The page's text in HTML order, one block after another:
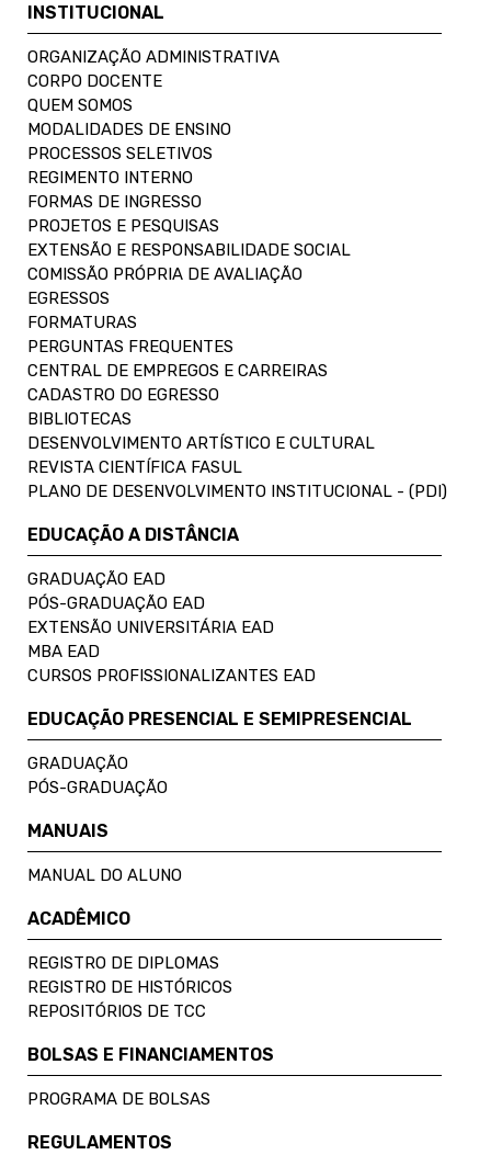
INSTITUCIONAL
ORGANIZAÇÃO ADMINISTRATIVA
CORPO DOCENTE
QUEM SOMOS
MODALIDADES DE ENSINO
PROCESSOS SELETIVOS
REGIMENTO INTERNO
FORMAS DE INGRESSO
PROJETOS E PESQUISAS
EXTENSÃO E RESPONSABILIDADE SOCIAL
COMISSÃO PRÓPRIA DE AVALIAÇÃO
EGRESSOS
FORMATURAS
PERGUNTAS FREQUENTES
CENTRAL DE EMPREGOS E CARREIRAS
CADASTRO DO EGRESSO
BIBLIOTECAS
DESENVOLVIMENTO ARTÍSTICO E CULTURAL
REVISTA CIENTÍFICA FASUL
PLANO DE DESENVOLVIMENTO INSTITUCIONAL - (PDI)
EDUCAÇÃO A DISTÂNCIA
GRADUAÇÃO EAD
PÓS-GRADUAÇÃO EAD
EXTENSÃO UNIVERSITÁRIA EAD
MBA EAD
CURSOS PROFISSIONALIZANTES EAD
EDUCAÇÃO PRESENCIAL E SEMIPRESENCIAL
GRADUAÇÃO
PÓS-GRADUAÇÃO
MANUAIS
MANUAL DO ALUNO
ACADÊMICO
REGISTRO DE DIPLOMAS
REGISTRO DE HISTÓRICOS
REPOSITÓRIOS DE TCC
BOLSAS E FINANCIAMENTOS
PROGRAMA DE BOLSAS
REGULAMENTOS